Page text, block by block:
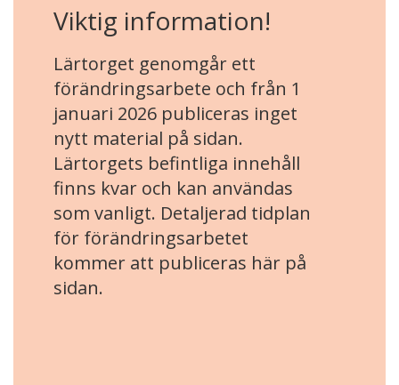
Viktig information!
Lärtorget genomgår ett
förändringsarbete och från 1
januari 2026 publiceras inget
nytt material på sidan.
Lärtorgets befintliga innehåll
finns kvar och kan användas
som vanligt. Detaljerad tidplan
för förändringsarbetet
kommer att publiceras här på
sidan.